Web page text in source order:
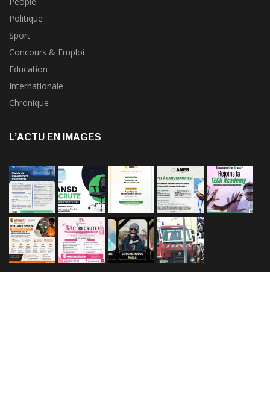
Politique
Sport
Concours & Emploi
Education
Internationale
Chronique
L’ACTU EN IMAGES